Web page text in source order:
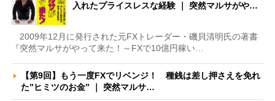
入れたプライスレスな経験 ｜ 突然マルサがや…
2009年12月に発行された元FXトレーダー・磯貝清明氏の著書
『突然マルサがやって来た！～FXで10億円稼い…
【第9回】もう一度FXでリベンジ！ 種銭は差し押さえを免れ
た”ヒミツのお金” ｜ 突然マルサ…